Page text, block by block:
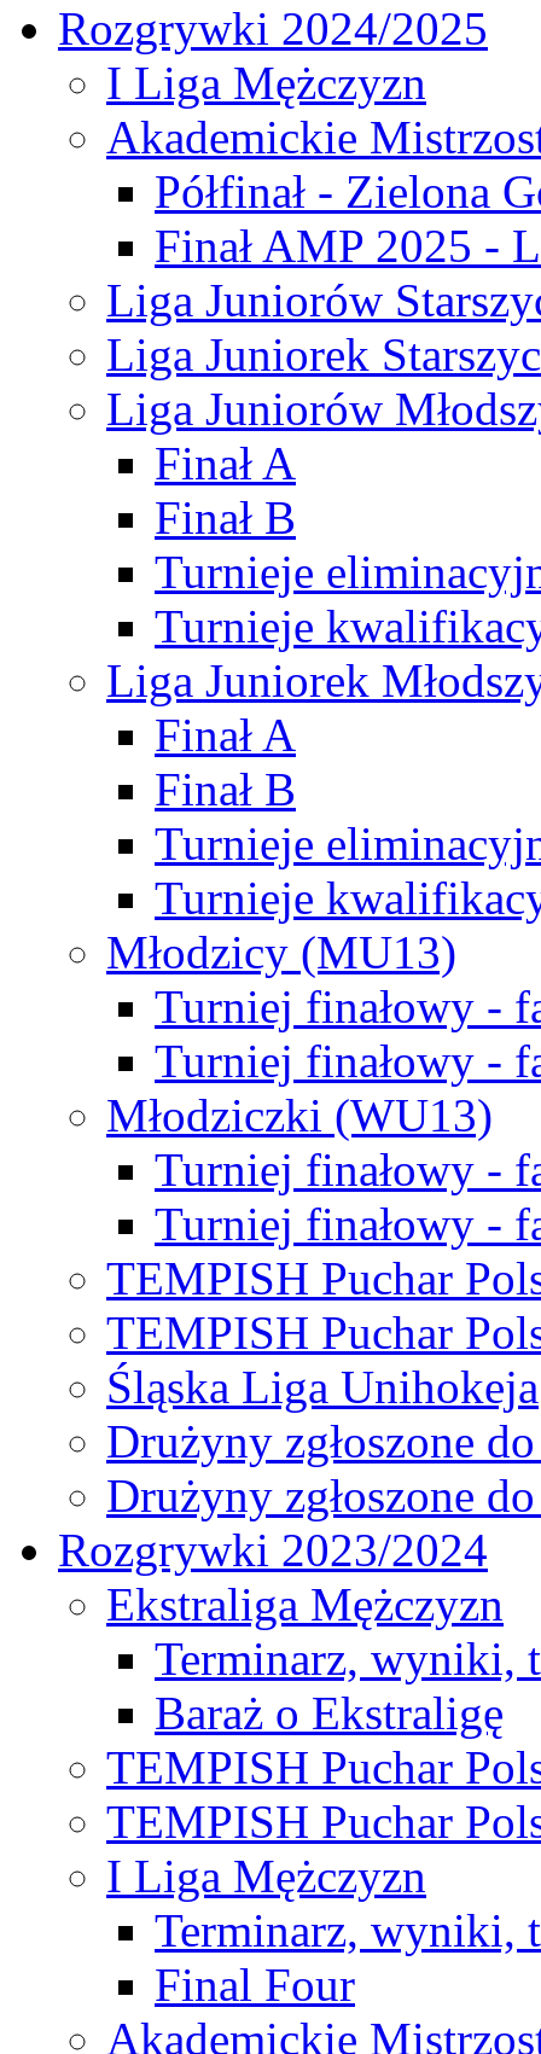
Rozgrywki 2024/2025
I Liga Mężczyzn
Akademickie
Półfinał - Zielona
Finał AMP 2025 -
Liga Juniorów
Liga Juniorek
Liga Juniorów
Finał A
Finał B
Turnieje
Turnieje
Liga Juniorek
Finał A
Finał B
Turnieje
Turnieje
Młodzicy (MU13)
Turniej finałowy -
Turniej finałowy -
Młodziczki (WU13)
Turniej finałowy -
Turniej finałowy -
TEMPISH Puchar
TEMPISH Puchar
Śląska Liga Unihokeja
Drużyny zgłoszone
Drużyny zgłoszone
Rozgrywki 2023/2024
Ekstraliga Mężczyzn
Terminarz, wyniki,
Baraż o Ekstraligę
TEMPISH Puchar
TEMPISH Puchar
I Liga Mężczyzn
Terminarz, wyniki,
Final Four
Akademickie